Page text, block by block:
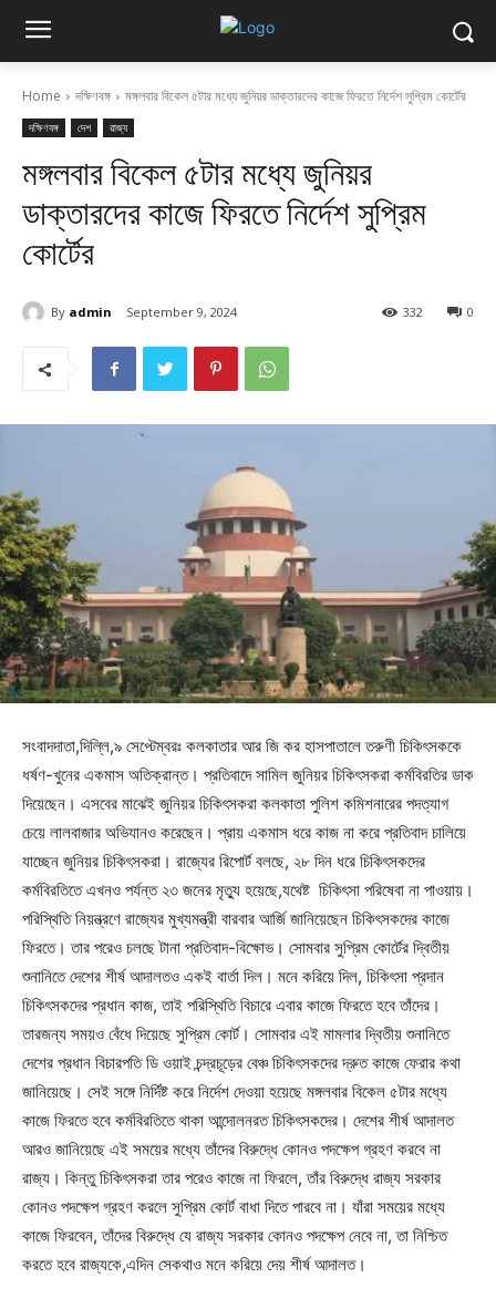
Home দক্ষিণবঙ্গ মঙ্গলবার বিকেল ৫টার মধ্যে জুনিয়র ডাক্তারদের কাজে ফিরতে নির্দেশ সুপ্রিম কোর্টের
দক্ষিণবঙ্গ দেশ রাজ্য
মঙ্গলবার বিকেল ৫টার মধ্যে জুনিয়র
ডাক্তারদের কাজে ফিরতে নির্দেশ সুপ্রিম
কোর্টের
By admin September 9, 2024 0
332
সংবাদদাতা,দিল্লি,৯ সেপ্টেম্বরঃ কলকাতার আর জি কর হাসপাতালে তরুণী চিকিৎসককে
ধর্ষণ-খুনের একমাস অতিক্রান্ত। প্রতিবাদে সামিল জুনিয়র চিকিৎসকরা কর্মবিরতির ডাক
দিয়েছেন। এসবের মাঝেই জুনিয়র চিকিৎসকরা কলকাতা পুলিশ কমিশনারের পদত্যাগ
চেয়ে লালবাজার অভিযানও করেছেন। প্রায় একমাস ধরে কাজ না করে প্রতিবাদ চালিয়ে
যাচ্ছেন জুনিয়র চিকিৎসকরা। রাজ্যের রিপোর্ট বলছে, ২৮ দিন ধরে চিকিৎসকদের
কর্মবিরতিতে এখনও পর্যন্ত ২৩ জনের মৃত্যু হয়েছে,যথেষ্ট চিকিৎসা পরিষেবা না পাওয়ায়।
পরিস্থিতি নিয়ন্ত্রণে রাজ্যের মুখ্যমন্ত্রী বারবার আর্জি জানিয়েছেন চিকিৎসকদের কাজে
ফিরতে। তার পরেও চলছে টানা প্রতিবাদ-বিক্ষোভ। সোমবার সুপ্রিম কোর্টের দ্বিতীয়
শুনানিতে দেশের শীর্ষ আদালতও একই বার্তা দিল। মনে করিয়ে দিল, চিকিৎসা প্রদান
চিকিৎসকদের প্রধান কাজ, তাই পরিস্থিতি বিচারে এবার কাজে ফিরতে হবে তাঁদের।
তারজন্য সময়ও বেঁধে দিয়েছে সুপ্রিম কোর্ট। সোমবার এই মামলার দ্বিতীয় শুনানিতে
দেশের প্রধান বিচারপতি ডি ওয়াই চন্দ্রচূড়ের বেঞ্চ চিকিৎসকদের দ্রুত কাজে ফেরার কথা
জানিয়েছে। সেই সঙ্গে নির্দিষ্ট করে নির্দেশ দেওয়া হয়েছে মঙ্গলবার বিকেল ৫টার মধ্যে
কাজে ফিরতে হবে কর্মবিরতিতে থাকা আন্দোলনরত চিকিৎসকদের। দেশের শীর্ষ আদালত
আরও জানিয়েছে এই সময়ের মধ্যে তাঁদের বিরুদ্ধে কোনও পদক্ষেপ গ্রহণ করবে না
রাজ্য। কিন্তু চিকিৎসকরা তার পরেও কাজে না ফিরলে, তাঁর বিরুদ্ধে রাজ্য সরকার
কোনও পদক্ষেপ গ্রহণ করলে সুপ্রিম কোর্ট বাধা দিতে পারবে না। যাঁরা সময়ের মধ্যে
কাজে ফিরবেন, তাঁদের বিরুদ্ধে যে রাজ্য সরকার কোনও পদক্ষেপ নেবে না, তা নিশ্চিত
করতে হবে রাজ্যকে,এদিন সেকথাও মনে করিয়ে দেয় শীর্ষ আদালত।